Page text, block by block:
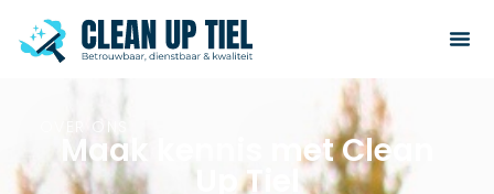
OVER ONS
Maak kennis met Clean
Up Tiel